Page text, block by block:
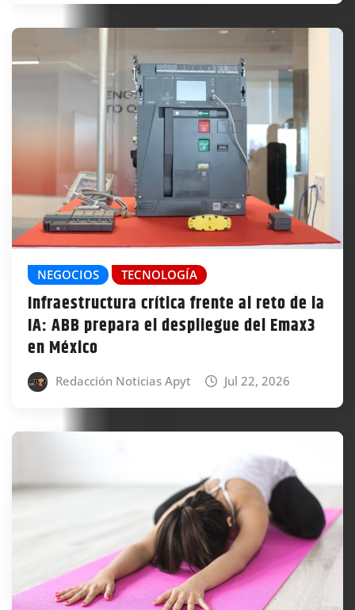
NEGOCIOS TECNOLOGÍA
Infraestructura crítica frente al reto de la
IA: ABB prepara el despliegue del Emax3
en México
Redacción Noticias Apyt Jul 22, 2026